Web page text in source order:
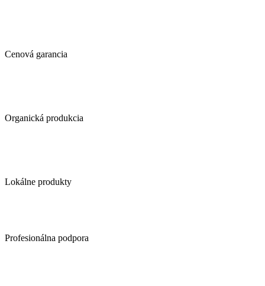
Cenová garancia
Organická produkcia
Lokálne produkty
Profesionálna podpora